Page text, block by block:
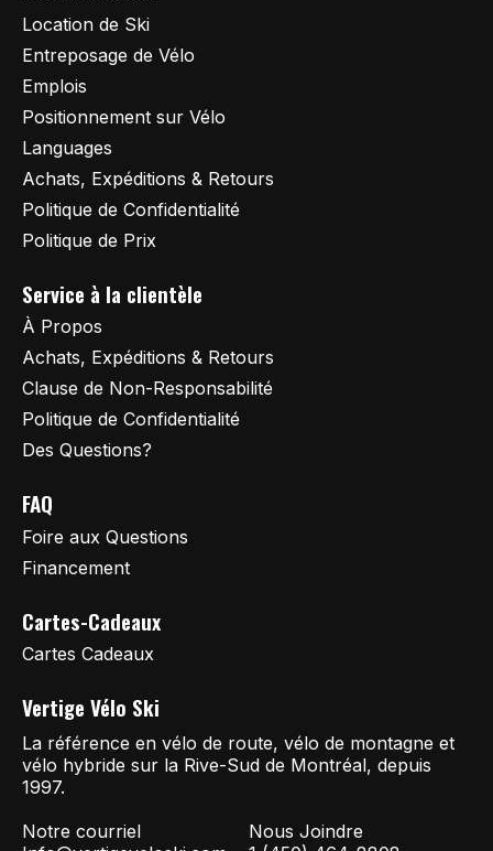
Location de Ski
Entreposage de Vélo
Emplois
Positionnement sur Vélo
Languages
Achats, Expéditions & Retours
Politique de Confidentialité
Politique de Prix
Service à la clientèle
À Propos
Achats, Expéditions & Retours
Clause de Non-Responsabilité
Politique de Confidentialité
Des Questions?
FAQ
Foire aux Questions
Financement
Cartes-Cadeaux
Cartes Cadeaux
Vertige Vélo Ski
La référence en vélo de route, vélo de montagne et
vélo hybride sur la Rive-Sud de Montréal, depuis
1997.
Notre courriel
Nous Joindre